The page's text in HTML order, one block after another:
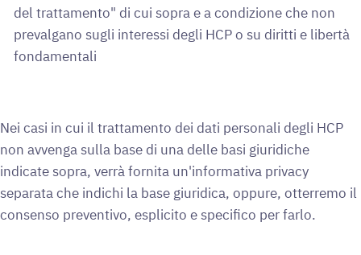
del trattamento" di cui sopra e a condizione che non
prevalgano sugli interessi degli HCP o su diritti e libertà
fondamentali
Nei casi in cui il trattamento dei dati personali degli HCP
non avvenga sulla base di una delle basi giuridiche
indicate sopra, verrà fornita un'informativa privacy
separata che indichi la base giuridica, oppure, otterremo il
consenso preventivo, esplicito e specifico per farlo.